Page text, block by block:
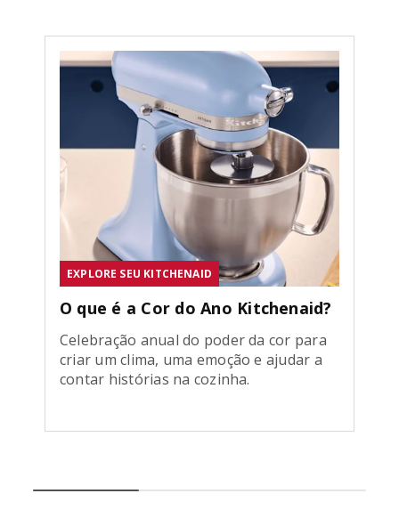
EXPLORE SEU KITCHENAID
O que é a Cor do Ano Kitchenaid?
Celebração anual do poder da cor para
criar um clima, uma emoção e ajudar a
contar histórias na cozinha.